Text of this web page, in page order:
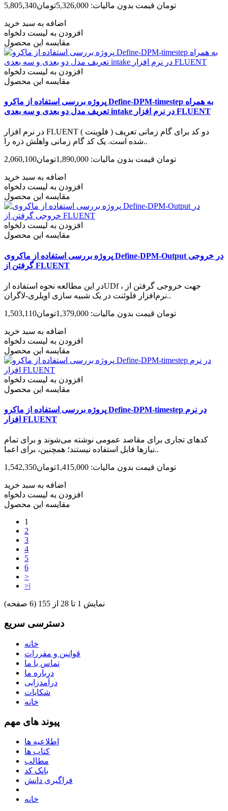
5,805,340تومان قیمت بدون مالیات: 5,326,000تومان
اضافه به سبد خرید
افزودن به لیست دلخواه
مقایسه این محصول
افزودن به لیست دلخواه
مقایسه این محصول
پروژه بررسی استفاده از ماکرو Define-DPM-timestep به همراه
تعریف مدل دو بعدی و سه بعدی intake در نرم افزار FLUENT
در نرم افزار FLUENT ( فلوینت ) دو کد برای گام زمانی تعریف
شده است. یک کد گام زمانی واهلش ذره را..
2,060,100تومان قیمت بدون مالیات: 1,890,000تومان
اضافه به سبد خرید
افزودن به لیست دلخواه
مقایسه این محصول
افزودن به لیست دلخواه
مقایسه این محصول
پروژه بررسی استفاده از ماکروی Define-DPM-Output در خروجی
گرفتن از FLUENT
در این مطالعه نحوه استفاده ازUDf ، جهت خروجی گرفتن از
نرم‌افزار فلوئنت در یک شبیه سازی اویلری-لاگران..
1,503,110تومان قیمت بدون مالیات: 1,379,000تومان
اضافه به سبد خرید
افزودن به لیست دلخواه
مقایسه این محصول
افزودن به لیست دلخواه
مقایسه این محصول
پروژه بررسی استفاده از ماکرو Define-DPM-timestep در نرم
افزار FLUENT
کدهای تجاری برای مقاصد عمومی نوشته می‌شوند و برای تمام
نیازها قابل استفاده نیستند؛ همچنین، برای اعما..
1,542,350تومان قیمت بدون مالیات: 1,415,000تومان
اضافه به سبد خرید
افزودن به لیست دلخواه
مقایسه این محصول
1
2
3
4
5
6
>
>|
نمایش 1 تا 28 از 155 (6 صفحه)
دسترسی سریع
خانه
قوانین و مقررات
تماس با ما
درباره ما
درآمدزایی
شکایات
خانه
پیوند های مهم
اطلاعیه ها
کتاب ها
مطالب
بانک کد
فراگیری دانش
خانه